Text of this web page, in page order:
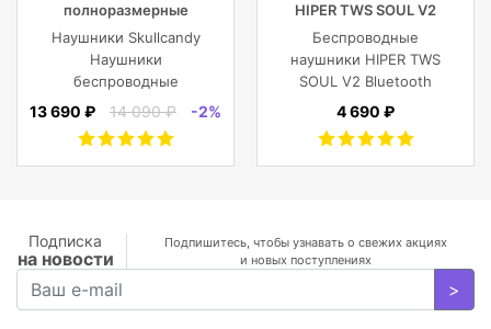
полноразмерные
Skullcandy CRUSHER EVO
WIRELESS OVER-EAR,
черные
Наушники Skullcandy
Наушники
беспроводные
полноразмерные
WIRELESS OVER-EAR,
черные
13 690 ₽ 14 090 ₽ -2%
HIPER TWS SOUL V2
Bluetooth 5.0 гарнитура Li-
Pol 2x43mAh+380mAh,
черный
Беспроводные
наушники HIPER TWS
SOUL V2 Bluetooth
5.0 гарнитура Li-Pol
Черный
4 690 ₽
Подписка
на новости
Подпишитесь, чтобы узнавать о свежих акциях
и новых поступлениях
>